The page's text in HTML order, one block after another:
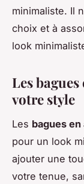
minimaliste. Il
choix et à
look
Les
votre style
Les bagues
pour un look
ajouter une
votre tenue,